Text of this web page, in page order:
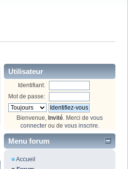
Utilisateur
Identifiant:
Mot de passe:
Bienvenue, Invité . Merci de vous
connecterou de vous inscrire
Menu forum
Accueil